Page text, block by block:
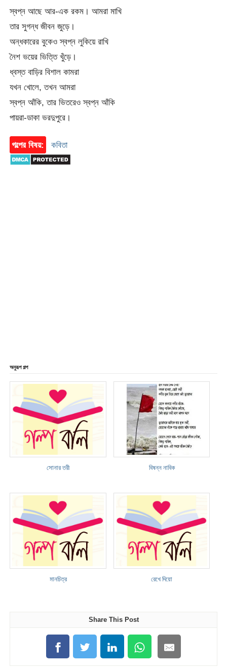
স্বপ্ন আছে আর-এক রকম। আমরা মাখি
তার সুগন্ধ জীবন জুড়ে।
অন্ধকারের বুকেও স্বপ্ন লুকিয়ে রাখি
নৈশ ভয়ের ভিত্তি খুঁড়ে।
ধ্বস্ত বাড়ির বিশাল কামরা
যখন খোলে, তখন আমরা
স্বপ্ন আঁকি, তার ভিতরেও স্বপ্ন আঁকি
পায়রা-ডাকা ভরদুপুরে।
গল্পের বিষয়: কবিতা
অনুরূপ গল্প
সোনার তরী বিষন্ন নাবিক
মানচিত্র রেখে দিয়ো
Share This Post